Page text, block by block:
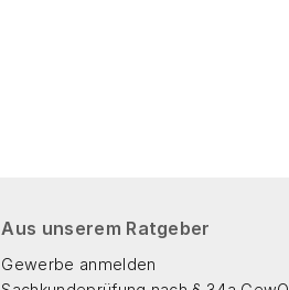
Aus unserem Ratgeber
Gewerbe anmelden